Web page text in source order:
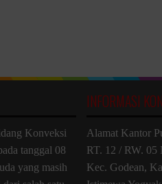
Konveksi
tanggal 08
yang masih
INFORMASI
Alamat Kantor
RT. 12 / RW. 05
Kec. Godean,